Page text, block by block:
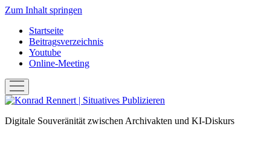
Zum Inhalt springen
Startseite
Beitragsverzeichnis
Youtube
Online-Meeting
Menü
öffnen
Konrad
|Digitale Souveränität zwischen Archivakten und KI-Diskurs